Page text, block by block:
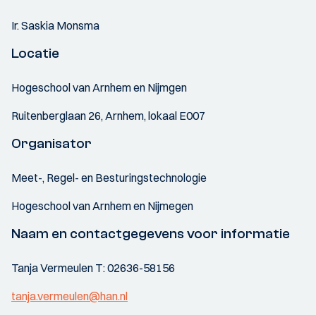
Ir. Saskia Monsma
Locatie
Hogeschool van Arnhem en Nijmgen
Ruitenberglaan 26, Arnhem, lokaal E007
Organisator
Meet-, Regel- en Besturingstechnologie
Hogeschool van Arnhem en Nijmegen
Naam en contactgegevens voor informatie
Tanja Vermeulen T: 02636-58156
tanja.vermeulen@han.nl